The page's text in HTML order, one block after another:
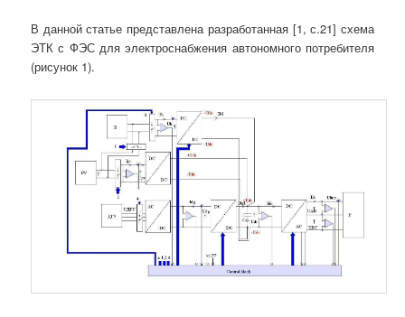
В данной статье представлена разработанная [1, с.21] схема
ЭТК с ФЭС для электроснабжения автономного потребителя
(рисунок 1).